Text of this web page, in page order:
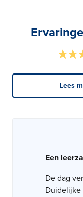
Lees
Zeer
Alle stof
Een
De dag
Prima dag
Om het
halen